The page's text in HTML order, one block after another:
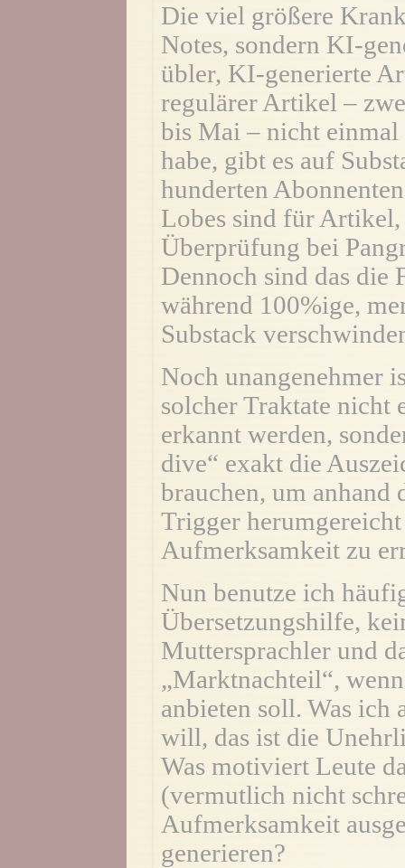
Die viel größere
Notes, sondern KI-
übler, KI-generierte
regulärer Artikel –
bis Mai – nicht einmal
habe, gibt es auf
hunderten
Lobes sind für
Überprüfung bei
Dennoch sind das die
während 100%ige,
Substack
Noch unangenehmer
solcher Traktate nicht
erkannt werden,
dive“ exakt die
brauchen, um anhand
Trigger
Aufmerksamkeit zu
Nun benutze ich
Übersetzungshilfe,
Muttersprachler und
„Marktnachteil“,
anbieten soll. Was ich
will, das ist die
Was motiviert Leute
(vermutlich nicht
Aufmerksamkeit
generieren?